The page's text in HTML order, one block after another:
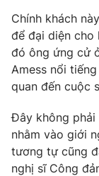
Thị trường
Tư vấn
Lịch phát
Chuyên mục khác
Emagazine
Photo
Chính khách
để đại diện cho
đó ông ứng cử
Amess nổi
quan đến
Đây không phải
nhằm vào giới
tương tự cũng
nghị sĩ Công